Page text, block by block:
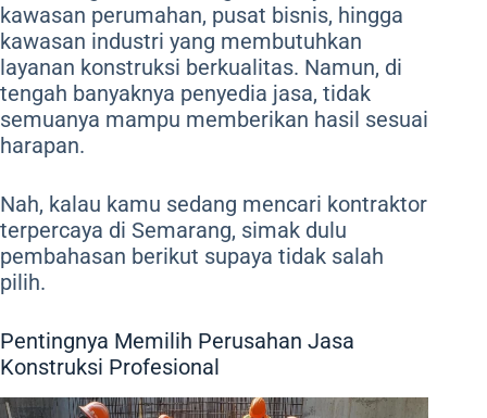
kawasan perumahan, pusat bisnis, hingga
kawasan industri yang membutuhkan
layanan konstruksi berkualitas. Namun, di
tengah banyaknya penyedia jasa, tidak
semuanya mampu memberikan hasil sesuai
harapan.
Nah, kalau kamu sedang mencari kontraktor
terpercaya di Semarang, simak dulu
pembahasan berikut supaya tidak salah
pilih.
Pentingnya Memilih Perusahan Jasa
Konstruksi Profesional